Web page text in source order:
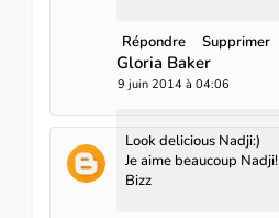
Répondre Supprimer
Gloria Baker
9 juin 2014 à 04:06
Look delicious Nadji:)
Je aime beaucoup Nadji!
Bizz